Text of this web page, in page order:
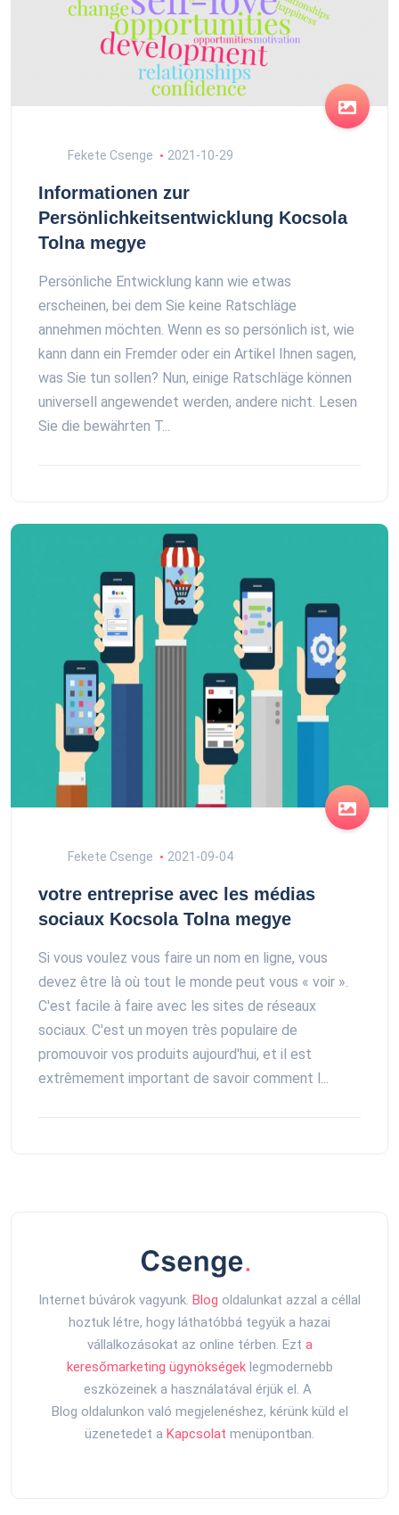
Fekete Csenge 2021-10-29
Informationen zur
Persönlichkeitsentwicklung Kocsola
Tolna megye
Persönliche Entwicklung kann wie etwas
erscheinen, bei dem Sie keine Ratschläge
annehmen möchten. Wenn es so persönlich ist, wie
kann dann ein Fremder oder ein Artikel Ihnen sagen,
was Sie tun sollen? Nun, einige Ratschläge können
universell angewendet werden, andere nicht. Lesen
Sie die bewährten T...
Fekete Csenge 2021-09-04
votre entreprise avec les médias
sociaux Kocsola Tolna megye
Si vous voulez vous faire un nom en ligne, vous
devez être là où tout le monde peut vous « voir ».
C'est facile à faire avec les sites de réseaux
sociaux. C'est un moyen très populaire de
promouvoir vos produits aujourd'hui, et il est
extrêmement important de savoir comment l...
Internet búvárok vagyunk. Blog oldalunkat azzal a céllal
hoztuk létre, hogy láthatóbbá tegyük a hazai
vállalkozásokat az online térben. Ezt a
keresőmarketing ügynökségeklegmodernebb
eszközeinek a használatával érjük el. A
Blog oldalunkon való megjelenéshez, kérünk küld el
üzenetedet a Kapcsolat menüpontban.